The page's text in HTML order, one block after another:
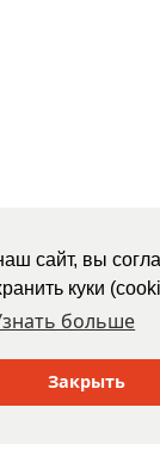
сайт, вы
куки
больше
Закрыть